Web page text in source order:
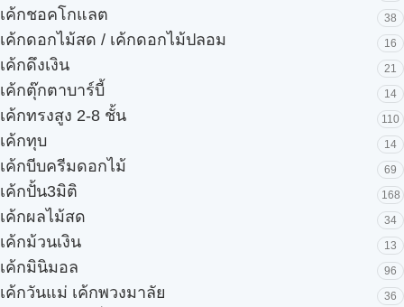
เค้กชอคโกแลต 38
เค้กดอกไม้สด / เค้กดอกไม้ปลอม 16
เค้กดึงเงิน 21
เค้กตุ๊กตาบาร์บี้ 14
เค้กทรงสูง 2-8 ชั้น 110
เค้กทุบ 14
เค้กบีบครีมดอกไม้ 69
เค้กปั้น3มิติ 168
เค้กผลไม้สด 34
เค้กม้วนเงิน 13
เค้กมินิมอล 96
เค้กวันแม่ เค้กพวงมาลัย 36